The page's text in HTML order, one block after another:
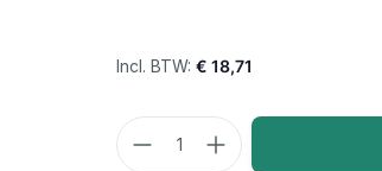
€ 18,71
Aantal